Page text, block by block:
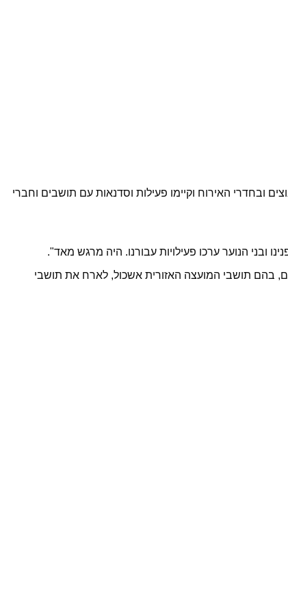
ובחדרי האירוח וקיימו פעילות וסדנאות עם תושבים וחברי
ובני הנוער ערכו פעילויות עבורנו. היה מרגש מאד".
בהם תושבי המועצה האזורית אשכול, לארח את תושבי